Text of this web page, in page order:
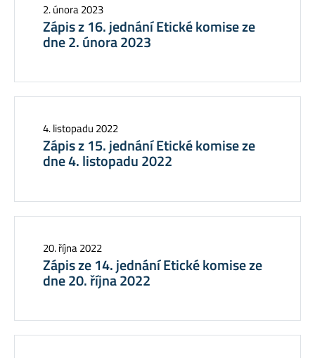
2. února 2023
Zápis z 16. jednání Etické komise ze
dne 2. února 2023
4. listopadu 2022
Zápis z 15. jednání Etické komise ze
dne 4. listopadu 2022
20. října 2022
Zápis ze 14. jednání Etické komise ze
dne 20. října 2022